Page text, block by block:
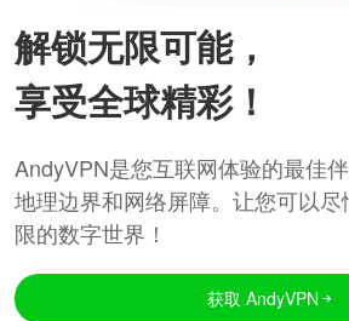
解锁无限可能，
享受全球精彩！
AndyVPN是您互联网体验的最佳
地理边界和网络屏障。让您可以
限的数字世界！
获取 AndyVPN